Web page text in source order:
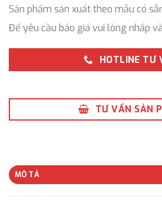
Sản phẩm sản xuất theo mẫu có
Để yêu cầu báo giá vui lòng nhấp
HOTLINE TƯ
TƯ VẤN SẢN
MÔ TẢ